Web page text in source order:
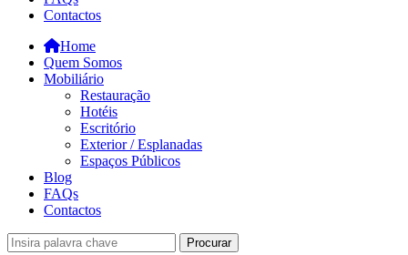
Contactos
Home
Quem Somos
Mobiliário
Restauração
Hotéis
Escritório
Exterior / Esplanadas
Espaços Públicos
Blog
FAQs
Contactos
Procurar